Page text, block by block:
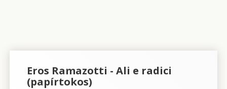
Eros Ramazotti - Ali e radici
(papírtokos)